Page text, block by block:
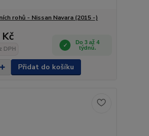
rohů - Nissan Navara (2015 -)
DPH
Do 3 až 4
týdnů.
Přidat do košíku